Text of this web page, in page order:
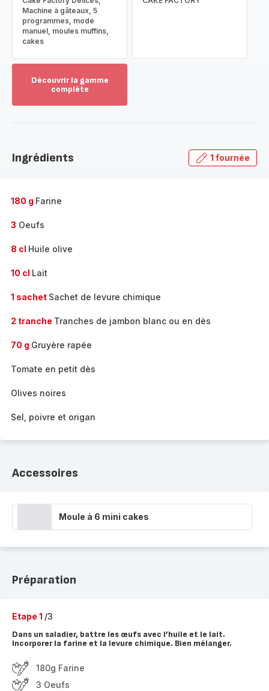
Machine à gâteaux, 5
programmes, mode
manuel, moules muffins,
cakes
Découvrir la gamme
complète
gamme
Ingrédients 1 fournée
180 g Farine
3 Oeufs
8 cl Huile olive
10 cl Lait
1 sachet Sachet de levure chimique
2 tranche Tranches de jambon blanc ou en dès
70 g Gruyère rapée
Tomate en petit dès
Olives noires
Sel, poivre et origan
Accessoires
Moule à 6 mini cakes
Préparation
Etape 1 /3
Dans un saladier, battre les œufs avec l’huile et le lait.
Incorporer la farine et la levure chimique. Bien mélanger.
180g Farine
3 Oeufs